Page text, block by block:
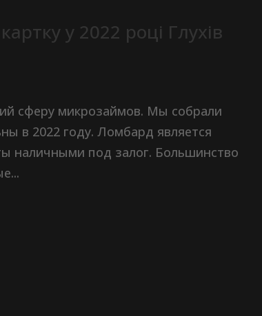
у 2022 році Глухів
сферу микрозаймов. Мы собрали
в 2022 году. Ломбард является
наличными под залог. Большинство